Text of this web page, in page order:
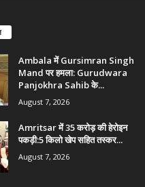
Ambala में Gursimran Singh
Mand पर हमला: Gurudwara
Panjokhra Sahib के...
August 7, 2026
Amritsar में 35 करोड़ की हेरोइन
पकड़ी:5 किलो खेप सहित तस्कर...
August 7, 2026